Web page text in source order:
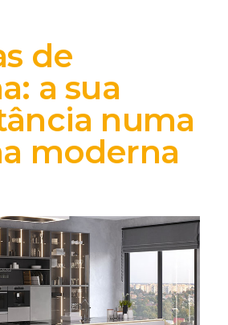
de
a sua
numa
moderna